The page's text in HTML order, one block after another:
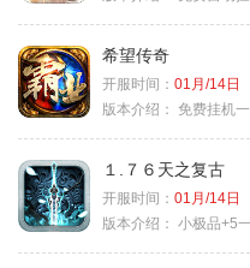
希望传奇
开服时间： 01月/14日
版本介绍： 免费挂机
１.７６天之复古
开服时间： 01月/14日
版本介绍： 小极品+5